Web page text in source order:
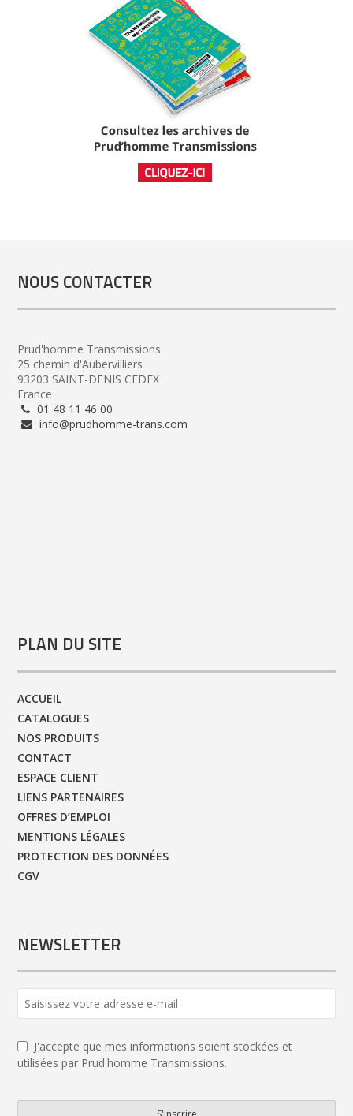
NOUS CONTACTER
Prud'homme Transmissions
25 chemin d'Aubervilliers
93203 SAINT-DENIS CEDEX
France
01 48 11 46 00
info@prudhomme-trans.com
PLAN DU SITE
ACCUEIL
CATALOGUES
NOS PRODUITS
CONTACT
ESPACE CLIENT
LIENS PARTENAIRES
OFFRES D’EMPLOI
MENTIONS LÉGALES
PROTECTION DES DONNÉES
CGV
NEWSLETTER
Email *
J'accepte que mes informations soient stockées et
utilisées par Prud'homme Transmissions.